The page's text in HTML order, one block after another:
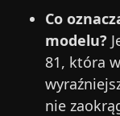
Co
modelu?
81, która
nie